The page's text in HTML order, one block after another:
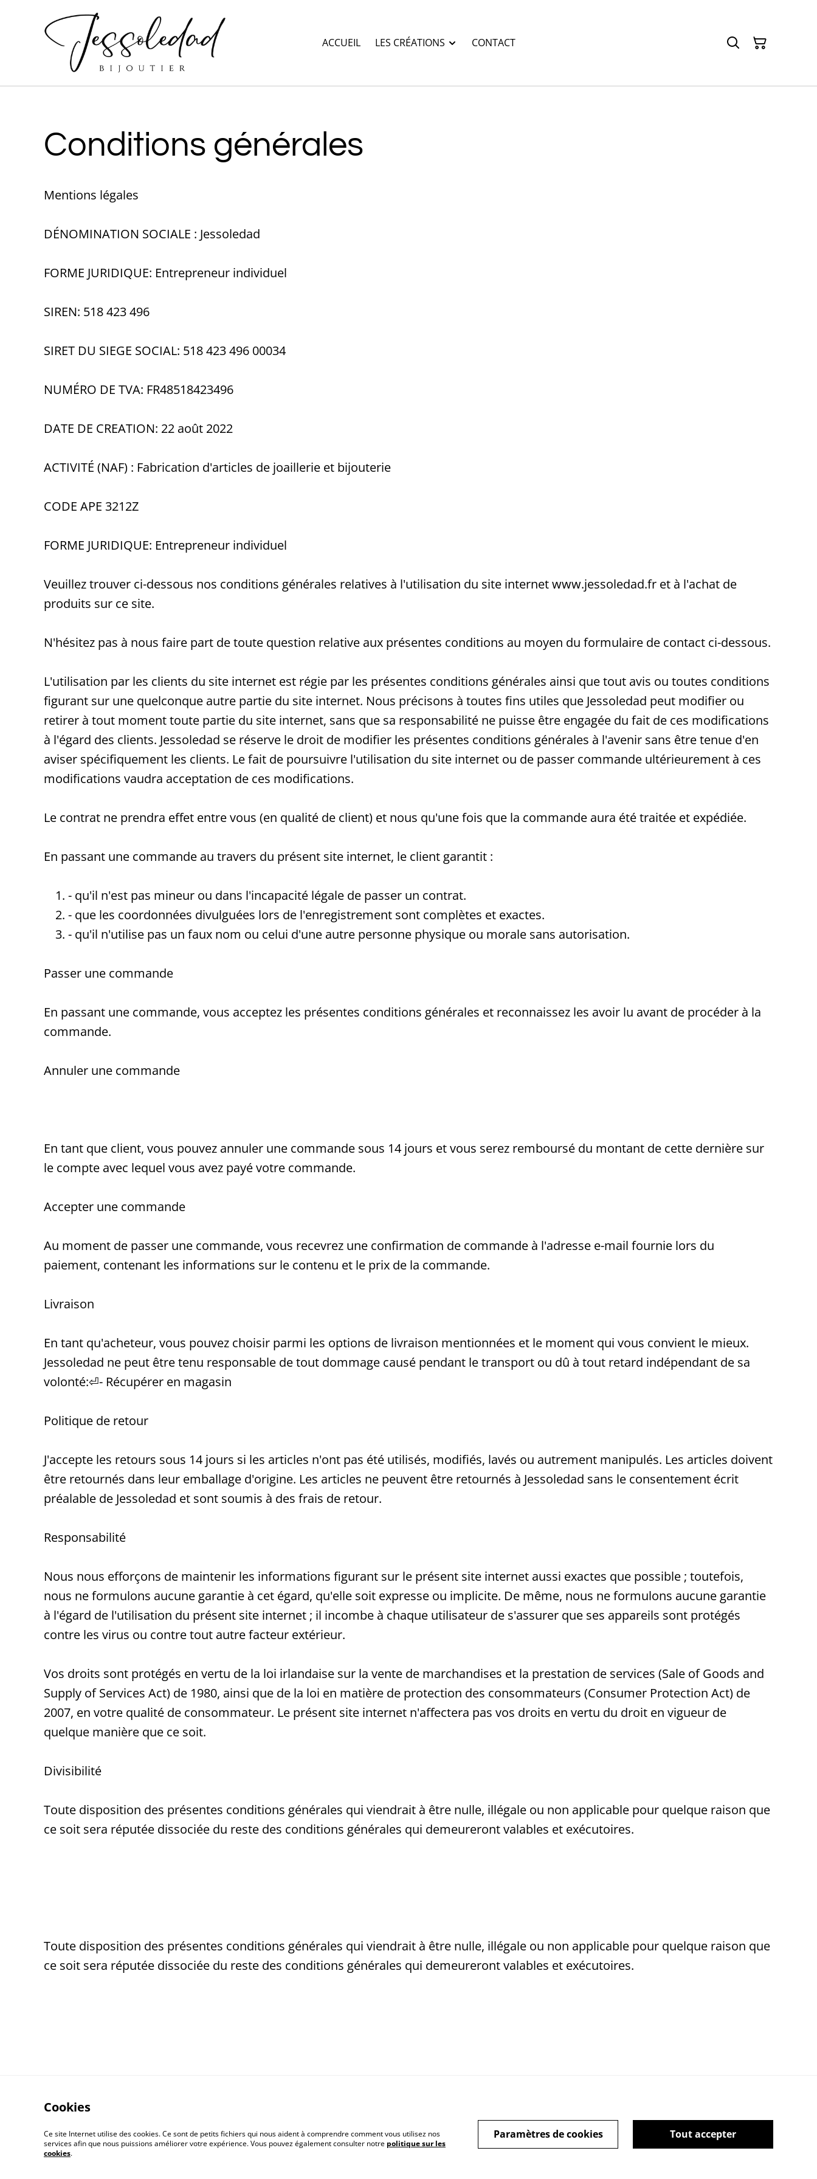
ACCUEIL LES CRÉATIONS CONTACT
Conditions générales
Mentions légales
DÉNOMINATION SOCIALE : Jessoledad
FORME JURIDIQUE: Entrepreneur individuel
SIREN: 518 423 496
SIRET DU SIEGE SOCIAL: 518 423 496 00034
NUMÉRO DE TVA: FR48518423496
DATE DE CREATION: 22 août 2022
ACTIVITÉ (NAF) : Fabrication d'articles de joaillerie et bijouterie
CODE APE 3212Z
FORME JURIDIQUE: Entrepreneur individuel
Veuillez trouver ci-dessous nos conditions générales relatives à l'utilisation du site internet www.jessoledad.fr et à l'achat de
produits sur ce site.
N'hésitez pas à nous faire part de toute question relative aux présentes conditions au moyen du formulaire de contact ci-dessous.
L'utilisation par les clients du site internet est régie par les présentes conditions générales ainsi que tout avis ou toutes conditions
figurant sur une quelconque autre partie du site internet. Nous précisons à toutes fins utiles que Jessoledad peut modifier ou
retirer à tout moment toute partie du site internet, sans que sa responsabilité ne puisse être engagée du fait de ces modifications
à l'égard des clients. Jessoledad se réserve le droit de modifier les présentes conditions générales à l'avenir sans être tenue d'en
aviser spécifiquement les clients. Le fait de poursuivre l'utilisation du site internet ou de passer commande ultérieurement à ces
modifications vaudra acceptation de ces modifications.
Le contrat ne prendra effet entre vous (en qualité de client) et nous qu'une fois que la commande aura été traitée et expédiée.
En passant une commande au travers du présent site internet, le client garantit :
- qu'il n'est pas mineur ou dans l'incapacité légale de passer un contrat.
- que les coordonnées divulguées lors de l'enregistrement sont complètes et exactes.
- qu'il n'utilise pas un faux nom ou celui d'une autre personne physique ou morale sans autorisation.
Passer une commande
En passant une commande, vous acceptez les présentes conditions générales et reconnaissez les avoir lu avant de procéder à la
commande.
Annuler une commande
En tant que client, vous pouvez annuler une commande sous 14 jours et vous serez remboursé du montant de cette dernière sur
le compte avec lequel vous avez payé votre commande.
Accepter une commande
Au moment de passer une commande, vous recevrez une confirmation de commande à l'adresse e-mail fournie lors du
paiement, contenant les informations sur le contenu et le prix de la commande.
Livraison
En tant qu'acheteur, vous pouvez choisir parmi les options de livraison mentionnées et le moment qui vous convient le mieux.
Jessoledad ne peut être tenu responsable de tout dommage causé pendant le transport ou dû à tout retard indépendant de sa
volonté:⏎- Récupérer en magasin
Politique de retour
J'accepte les retours sous 14 jours si les articles n'ont pas été utilisés, modifiés, lavés ou autrement manipulés. Les articles doivent
être retournés dans leur emballage d'origine. Les articles ne peuvent être retournés à Jessoledad sans le consentement écrit
préalable de Jessoledad et sont soumis à des frais de retour.
Responsabilité
Nous nous efforçons de maintenir les informations figurant sur le présent site internet aussi exactes que possible ; toutefois,
nous ne formulons aucune garantie à cet égard, qu'elle soit expresse ou implicite. De même, nous ne formulons aucune garantie
à l'égard de l'utilisation du présent site internet ; il incombe à chaque utilisateur de s'assurer que ses appareils sont protégés
contre les virus ou contre tout autre facteur extérieur.
Vos droits sont protégés en vertu de la loi irlandaise sur la vente de marchandises et la prestation de services (Sale of Goods and
Supply of Services Act) de 1980, ainsi que de la loi en matière de protection des consommateurs (Consumer Protection Act) de
2007, en votre qualité de consommateur. Le présent site internet n'affectera pas vos droits en vertu du droit en vigueur de
quelque manière que ce soit.
Divisibilité
Toute disposition des présentes conditions générales qui viendrait à être nulle, illégale ou non applicable pour quelque raison que
ce soit sera réputée dissociée du reste des conditions générales qui demeureront valables et exécutoires.
Toute disposition des présentes conditions générales qui viendrait à être nulle, illégale ou non applicable pour quelque raison que
ce soit sera réputée dissociée du reste des conditions générales qui demeureront valables et exécutoires.
Legal Terms
Cookies
Ce site Internet utilise des cookies. Ce sont de petits fichiers qui nous aident à comprendre comment vous utilisez nos
services afin que nous puissions améliorer votre expérience. Vous pouvez également consulter notre politique sur les
cookies.
Tout accepter
Paramètres de cookies